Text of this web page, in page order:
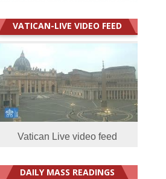
VATICAN-LIVE VIDEO FEED
Vatican Live video feed
DAILY MASS READINGS